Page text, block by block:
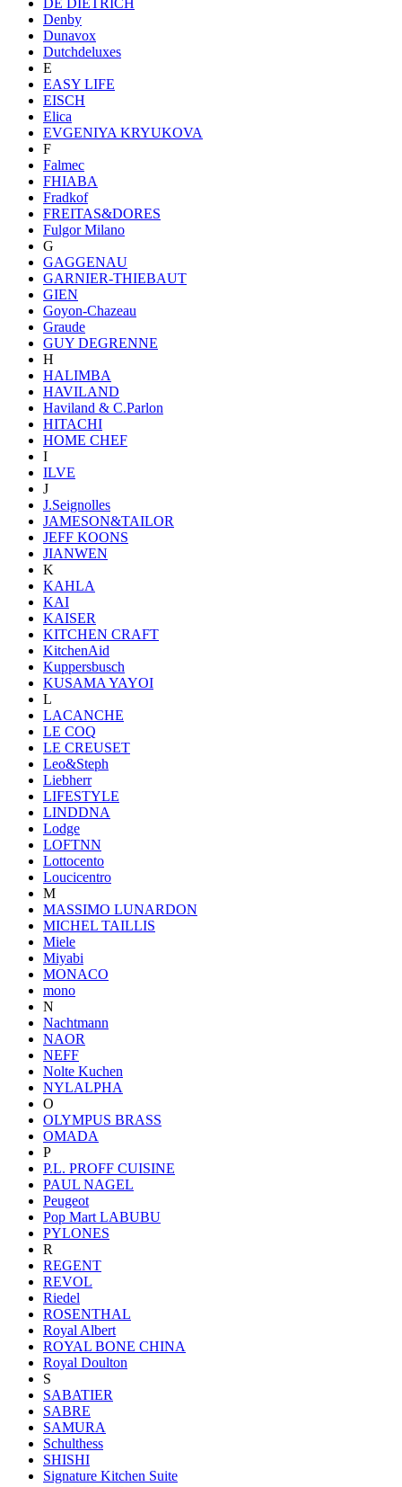
Denby
Dunavox
Dutchdeluxes
E
EASY LIFE
EISCH
Elica
EVGENIYA KRYUKOVA
F
Falmec
FHIABA
Fradkof
FREITAS&DORES
Fulgor Milano
G
GAGGENAU
GARNIER-THIEBAUT
GIEN
Goyon-Chazeau
Graude
GUY DEGRENNE
H
HALIMBA
HAVILAND
Haviland & C.Parlon
HITACHI
HOME CHEF
I
ILVE
J
J.Seignolles
JAMESON&TAILOR
JEFF KOONS
JIANWEN
K
KAHLA
KAI
KAISER
KITCHEN CRAFT
KitchenAid
Kuppersbusch
KUSAMA YAYOI
L
LACANCHE
LE COQ
LE CREUSET
Leo&Steph
Liebherr
LIFESTYLE
LINDDNA
Lodge
LOFTNN
Lottocento
Loucicentro
M
MASSIMO LUNARDON
MICHEL TAILLIS
Miele
Miyabi
MONACO
mono
N
Nachtmann
NAOR
NEFF
Nolte Kuchen
NYLALPHA
O
OLYMPUS BRASS
OMADA
P
P.L. PROFF CUISINE
PAUL NAGEL
Peugeot
Pop Mart LABUBU
PYLONES
R
REGENT
REVOL
Riedel
ROSENTHAL
Royal Albert
ROYAL BONE CHINA
Royal Doulton
S
SABATIER
SABRE
SAMURA
Schulthess
SHISHI
Signature Kitchen Suite